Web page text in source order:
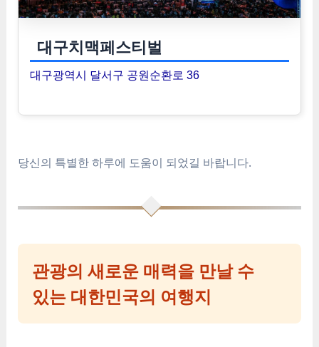
대구치맥페스티벌
대구광역시 달서구 공원순환로 36
당신의 특별한 하루에 도움이 되었길 바랍니다.
관광의 새로운 매력을 만날 수
있는 대한민국의 여행지